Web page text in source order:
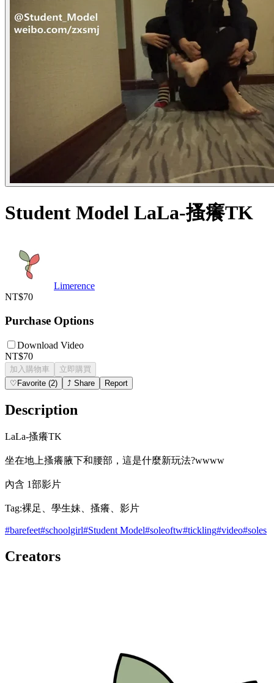
Student Model LaLa-搔癢TK
Limerence
NT$70
Purchase Options
Download Video
NT$70
加入購物車
立即購買
♡ Favorite (2) ⤴ Share Report
Description
LaLa-搔癢TK
坐在地上搔癢腋下和腰部，這是什麼新玩法?wwww
內含 1部影片
Tag:裸足、學生妹、搔癢、影片
#barefeet#schoolgirl#Student Model#soleoftw#tickling#video#soles
Creators